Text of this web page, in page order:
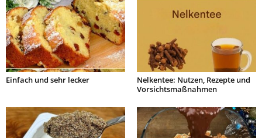
Einfach und sehr lecker
Nelkentee: Nutzen, Rezepte und
Vorsichtsmaßnahmen